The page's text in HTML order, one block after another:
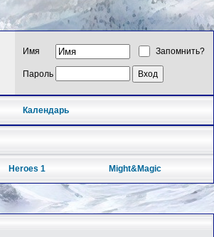
Имя Запомнить?
Пароль
Календарь
Heroes 1 Might&Magic